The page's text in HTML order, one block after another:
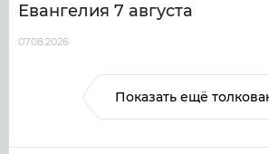
Евангелия 7 августа
07.08.2026
Показать ещё